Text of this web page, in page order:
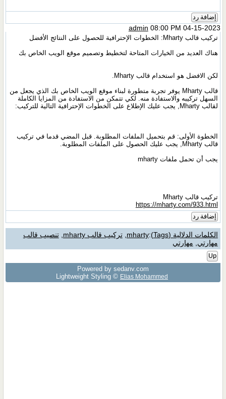
إضافة رد
admin 08:00 PM 04-15-2023
تركيب قالب Mharty: الخطوات الإحترافية للحصول على النتائج الأفضل
هناك العديد من الخيارات المتاحة لتخطيط وتصميم موقع الويب الخاص بك
لكن الافضل هو استخدام قالب Mharty.
قالب Mharty يوفر تجربة متطورة لبناء موقع الويب الخاص بك الذي يجعل من
السهل تركيبه والاستفادة منه. لكي تتمكن من الاستفادة من المزايا الكاملة
لقالب Mharty, يجب عليك الإطلاع على الخطوات الإحترافية التالية للتركيب:
الخطوة الأولى: قم بتحميل الملفات المطلوبة. قبل المضي قدما في تركيب
قالب Mharty, يجب عليك الحصول على الملفات المطلوبة.
يجب أن تحمل ملفات mharty
تركيب قالب Mharty
https://mharty.com/933.html
إضافة رد
الكلمات الدلالية (Tags) :
mharty
,تركيب قالب mharty ,تنصيب قالب
مهارتي
مهارتي
Up
Powered by sedany.com
Lightweight Styling © Elias Mohammed